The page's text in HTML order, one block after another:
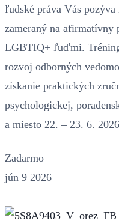
ľudské práva Vás
zameraný na afirmatívny
LGBTIQ+ ľuďmi.
rozvoj odborných
získanie praktických
psychologickej,
a miesto 22. – 23. 6. 2026
Zadarmo
jún 9 2026